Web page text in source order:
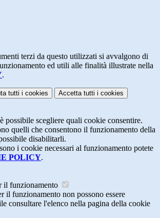
terzi da questo utilizzati si avvalgono di
ed utili alle finalità illustrate nella
.
tutti i cookies Accetta tutti i cookies
possibile scegliere quali cookie consentire.
quelli che consentono il funzionamento della
disabilitarli.
i cookie necessari al funzionamento potete
POLICY.
il funzionamento
il funzionamento non possono essere
consultare l'elenco nella pagina della cookie